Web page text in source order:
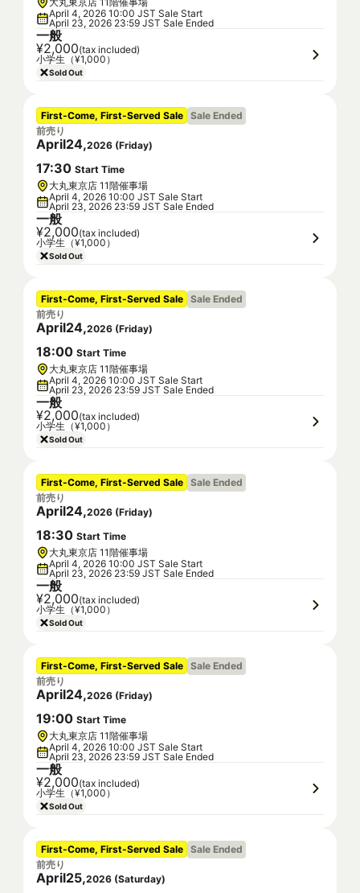
April 4, 2026 10:00 JST Sale Start
April 23, 2026 23:59 JST Sale Ended
一般
¥2,000(tax included)
小学生（¥1,000）
Sold Out
First-Come, First-Served Sale Sale Ended
前売り
April24,2026 (Friday)
17:30 Start Time
大丸東京店 11階催事場
April 4, 2026 10:00 JST Sale Start
April 23, 2026 23:59 JST Sale Ended
一般
¥2,000(tax included)
小学生（¥1,000）
Sold Out
First-Come, First-Served Sale Sale Ended
前売り
April24,2026 (Friday)
18:00 Start Time
大丸東京店 11階催事場
April 4, 2026 10:00 JST Sale Start
April 23, 2026 23:59 JST Sale Ended
一般
¥2,000(tax included)
小学生（¥1,000）
Sold Out
First-Come, First-Served Sale Sale Ended
前売り
April24,2026 (Friday)
18:30 Start Time
大丸東京店 11階催事場
April 4, 2026 10:00 JST Sale Start
April 23, 2026 23:59 JST Sale Ended
一般
¥2,000(tax included)
小学生（¥1,000）
Sold Out
First-Come, First-Served Sale Sale Ended
前売り
April24,2026 (Friday)
19:00 Start Time
大丸東京店 11階催事場
April 4, 2026 10:00 JST Sale Start
April 23, 2026 23:59 JST Sale Ended
一般
¥2,000(tax included)
小学生（¥1,000）
Sold Out
First-Come, First-Served Sale Sale Ended
前売り
April25,2026 (Saturday)